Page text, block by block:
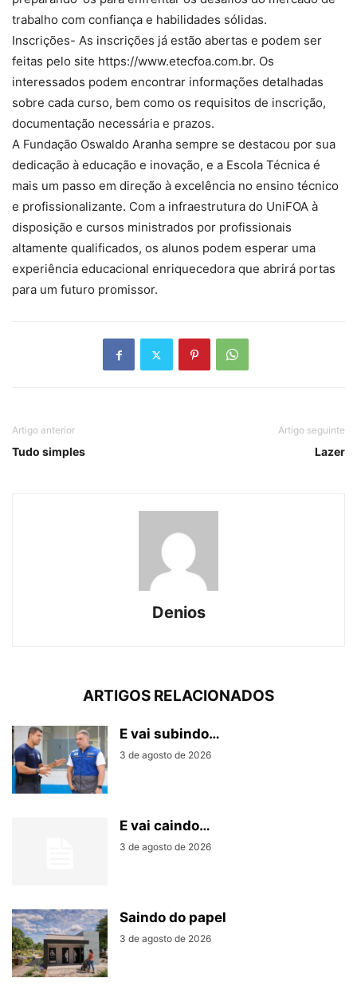
trabalho com confiança e habilidades sólidas.
Inscrições- As inscrições já estão abertas e podem ser
feitas pelo site https://www.etecfoa.com.br. Os
interessados podem encontrar informações detalhadas
sobre cada curso, bem como os requisitos de inscrição,
documentação necessária e prazos.
A Fundação Oswaldo Aranha sempre se destacou por sua
dedicação à educação e inovação, e a Escola Técnica é
mais um passo em direção à excelência no ensino técnico
e profissionalizante. Com a infraestrutura do UniFOA à
disposição e cursos ministrados por profissionais
altamente qualificados, os alunos podem esperar uma
experiência educacional enriquecedora que abrirá portas
para um futuro promissor.
Artigo anterior
Tudo simples
Artigo seguinte
Lazer
Denios
ARTIGOS RELACIONADOS
E vai subindo…
3 de agosto de 2026
E vai caindo…
3 de agosto de 2026
Saindo do papel
3 de agosto de 2026